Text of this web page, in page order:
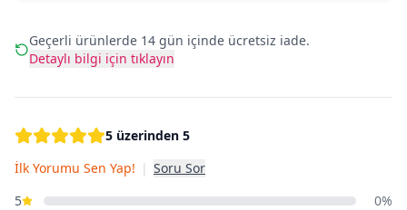
Geçerli ürünlerde 14 gün içinde ücretsiz iade.
Detaylı bilgi için tıklayın
5 üzerinden 5
İlk Yorumu Sen Yap! | Soru Sor
5
0%